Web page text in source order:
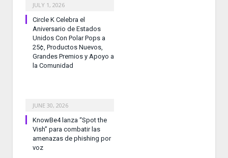
JULY 1, 2026
Circle K Celebra el
Aniversario de Estados
Unidos Con Polar Pops a
25¢, Productos Nuevos,
Grandes Premios y Apoyo a
la Comunidad
JUNE 30, 2026
KnowBe4 lanza “Spot the
Vish” para combatir las
amenazas de phishing por
voz